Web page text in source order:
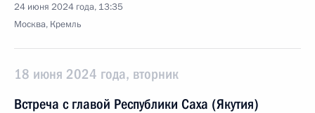
24 июня 2024 года, 13:35
Москва, Кремль
18 июня 2024 года, вторник
Встреча с главой Республики Саха (Якутия)